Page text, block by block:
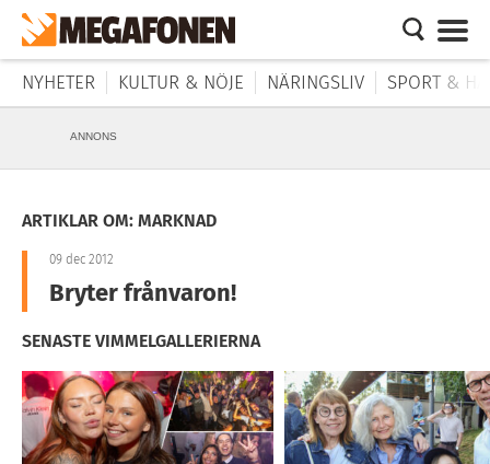
NYHETER KULTUR & NÖJE NÄRINGSLIV SPORT &
ANNONS
ARTIKLAR OM: MARKNAD
09 dec 2012
Bryter frånvaron!
SENASTE VIMMELGALLERIERNA